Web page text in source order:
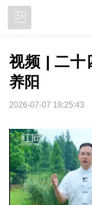
视频 | 二十
养阳
2026-07-07 18:25:43